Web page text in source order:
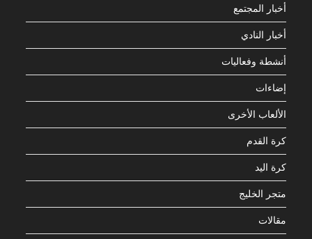
أخبار المجتمع
أخبار النادي
أنشطة وفعاليات
إضاءات
الألعاب الأخرى
كرة القدم
كرة اليد
متجر الخليج
مقالات